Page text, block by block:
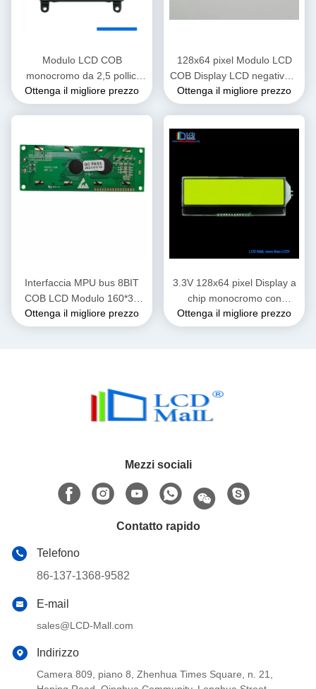
Modulo LCD COB
monocromo da 2,5 pollici
128x64 Display LCD
Interfaccia parallela
Ottenga il migliore prezzo
128x64 pixel Modulo LCD
COB Display LCD negativo 6
ore Visualizzazione
Ottenga il migliore prezzo
Interfaccia MPU bus 8BIT
COB LCD Modulo 160*32
FSTN / POSITIVO /
TRANSFLETTIVO
Ottenga il migliore prezzo
3.3V 128x64 pixel Display a
chip monocromo con
interfaccia parallela
Ottenga il migliore prezzo
Mezzi sociali
Contatto rapido
Telefono
86-137-1368-9582
E-mail
sales@LCD-Mall.com
Indirizzo
Camera 809, piano 8, Zhenhua Times Square, n. 21,